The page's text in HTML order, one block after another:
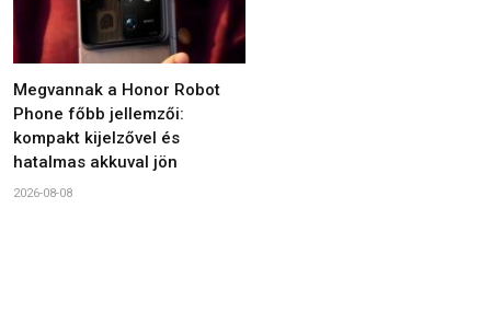
Megvannak a Honor Robot
Phone főbb jellemzői:
kompakt kijelzővel és
hatalmas akkuval jön
2026-08-08